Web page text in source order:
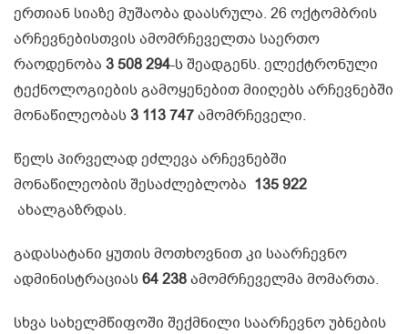
ერთიან სიაზე მუშაობა დაასრულა. 26 ოქტომბრის
არჩევნებისთვის ამომრჩეველთა საერთო
რაოდენობა 3 508 294-ს შეადგენს. ელექტრონული
ტექნოლოგიების გამოყენებით მიიღებს არჩევნებში
მონაწილეობას3 113 747ამომრჩეველი.
წელს პირველად ეძლევა არჩევნებში
მონაწილეობის შესაძლებლობა 135 922
ახალგაზრდას.
გადასატანი ყუთის მოთხოვნით კი საარჩევნო
ადმინისტრაციას64 238ამომრჩეველმა მომართა.
სხვა სახელმწიფოში შექმნილი საარჩევნო უბნების